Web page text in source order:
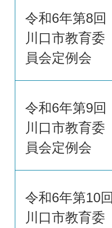
令和6年第8回
川口市教育委
員会定例会
令和6年第9回
川口市教育委
員会定例会
令和6年第10回
川口市教育委